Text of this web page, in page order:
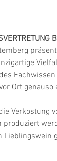
Ort
Verkostung